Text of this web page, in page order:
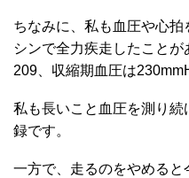
ちなみに、私も血圧や心
シンで全力疾走したこと
209、収縮期血圧は
私も長いこと血圧を測り
録です。
一方で、走るのをやめると